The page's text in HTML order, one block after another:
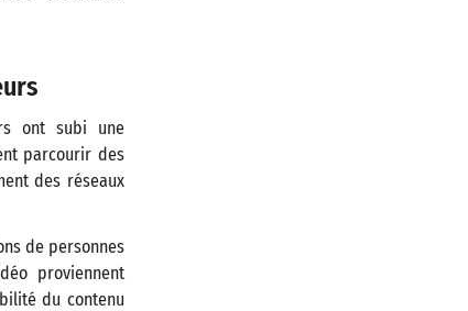
ont subi une
parcourir des
des réseaux
de personnes
proviennent
du contenu